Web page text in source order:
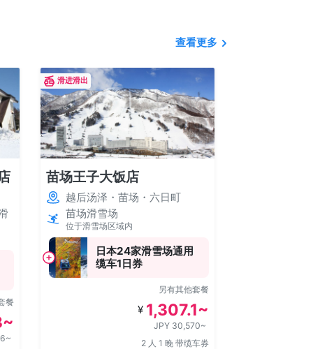
查看更多
餐
滑进滑出
苗场王子大饭店
越后汤泽・苗场・六日町
苗场滑雪场
位于滑雪场区域内
日本24家滑雪场通用
缆车1日券
另有其他套餐
¥ 1,307.1~
JPY 30,570~
2 人 1 晚 带缆车券